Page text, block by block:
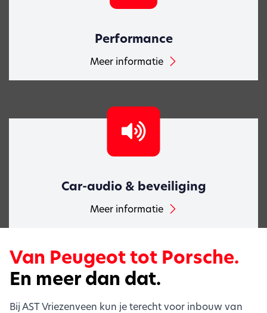
Performance
Meer informatie
Car-audio & beveiliging
Meer informatie
Van Peugeot tot Porsche.
En meer dan dat.
Bij AST Vriezenveen kun je terecht voor inbouw van